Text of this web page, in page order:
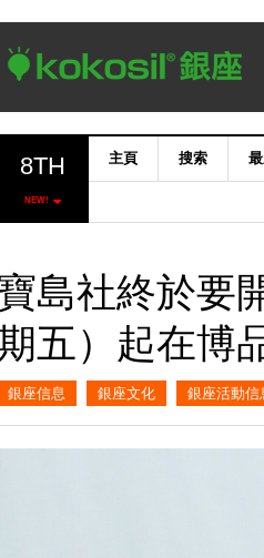
8TH
NEW!
主頁 搜索
島社終於要
五）起在博
銀座信息 銀座文化 銀座活動信